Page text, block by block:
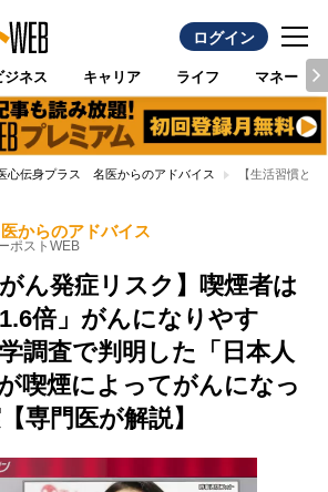
ログイン
ジネス キャリア ライフ マネー
心伝身プラス 名医からのアドバイス 【生活習慣と
からのアドバイス
ポストWEB
がん発症リスク】喫煙者は
倍」がんになりやす
調査で判明した「日本人
喫煙によってがんになっ
専門医が解説】